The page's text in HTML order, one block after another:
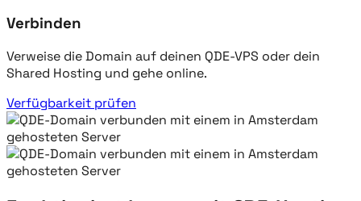
Verbinden
Verweise die Domain auf deinen QDE-VPS oder dein
Shared Hosting und gehe online.
Verfügbarkeit prüfen